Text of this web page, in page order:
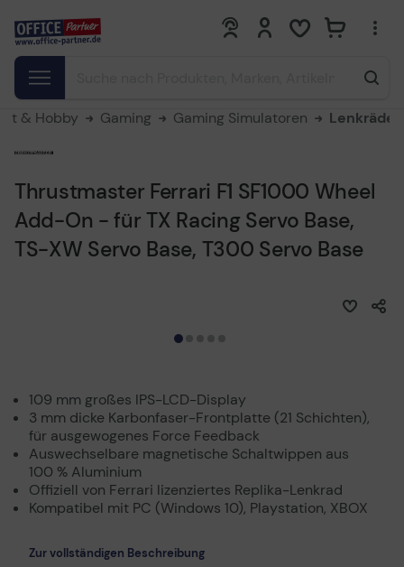
0 0
& Hobby Gaming Gaming Simulatoren Lenkräder
Thrustmaster Ferrari F1 SF1000 Wheel
Add-On - für TX Racing Servo Base,
TS-XW Servo Base, T300 Servo Base
109 mm großes IPS-LCD-Display
3 mm dicke Karbonfaser-Frontplatte (21 Schichten),
für ausgewogenes Force Feedback
Auswechselbare magnetische Schaltwippen aus
100 % Aluminium
Offiziell von Ferrari lizenziertes Replika-Lenkrad
Kompatibel mit PC (Windows 10), Playstation, XBOX
Zur vollständigen Beschreibung